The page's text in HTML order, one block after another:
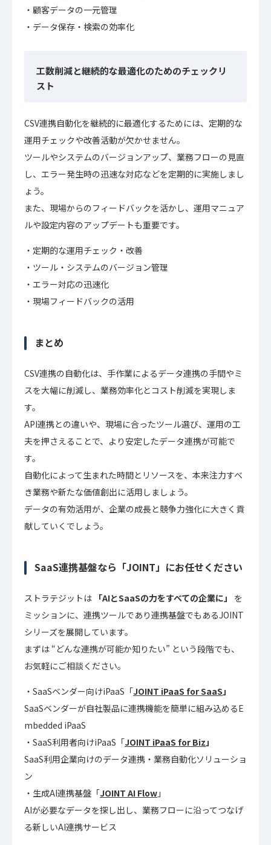
顧客データの一元管理
データ保存・検索の効率化
工数削減と継続的な最適化のためのチェックリ
スト
CSV連携自動化を継続的に最適化するためには、定期的な
運用チェックや改善活動が欠かせません。
ツールやシステムのバージョンアップ、業務フローの見直
し、エラー発生時の迅速な対応などを定期的に実施しまし
ょう。
また、現場からのフィードバックを活かし、運用マニュア
ルや設定内容のアップデートも重要です。
定期的な運用チェック・改善
ツール・システムのバージョン管理
エラー対応の迅速化
現場フィードバックの活用
まとめ
CSV連携の自動化は、手作業によるデータ連携の手間やミ
スを大幅に削減し、業務効率化とコスト削減を実現しま
す。
API連携との違いや、現場に合ったツール選び、運用の工
夫を押さえることで、より安定したデータ連携が可能で
す。
自動化によって生まれた時間とリソースを、本来注力すべ
き業務や新たな価値創出に活用しましょう。
データの有効活用が、企業の成長と競争力強化に大きく貢
献していくでしょう。
SaaS連携基盤なら「JOINT」にお任せください
ストラテジットは 「AIとSaaSの力をすべての企業に」
を
ミッションに、連携ツールであり連携基盤でもあるJOINT
シリーズを展開しています。
まずは “どんな連携が可能か知りたい” という段階でも、
お気軽にご相談ください。
SaaSベンダー向けiPaaS「JOINT iPaaS for SaaS」
SaaSベンダーが自社製品に連携機能を簡単に組み込めるE
mbedded iPaaS
SaaS利用者向けiPaaS「JOINT iPaaS for Biz」
SaaS利用企業向けのデータ連携・業務自動化ソリューショ
ン
生成AI連携基盤「JOINT AI Flow 」
AIが必要なデータを探し出し、業務フローに沿ってつなげ
る新しいAI連携サービス